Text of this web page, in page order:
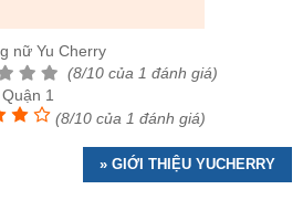
nữ Yu Cherry
(8/10 của 1 đánh giá)
1
(8/10 của 1 đánh giá)
» GIỚI THIỆU YUCHERRY